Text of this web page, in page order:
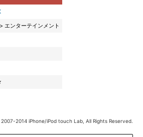
エンターテインメント
2014 iPhone/iPod touch Lab, All Rights Reserved.